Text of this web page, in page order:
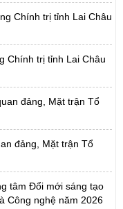
Chính trị tỉnh Lai Châu
Chính trị tỉnh Lai Châu
đảng, Mặt trận Tổ
đảng, Mặt trận Tổ
tâm Đổi mới sáng tạo
Công nghệ năm 2026